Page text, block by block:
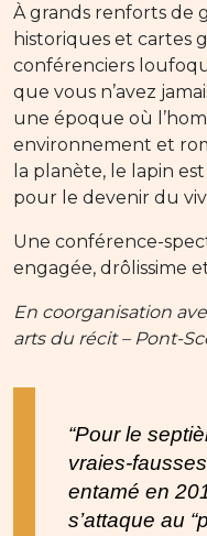
À grands renforts de
historiques et cartes
conférenciers
que vous n’avez
une époque où
environnement et
la planète, le lapin
pour le devenir du
Une conférence-
engagée, drôlissime
En coorganisation
arts du récit – Pont-
“Pour le
vraies-
entamé en
s’attaque au